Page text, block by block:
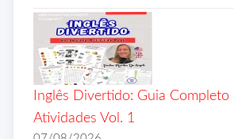
Inglês Divertido: Guia Completo
Atividades Vol. 1